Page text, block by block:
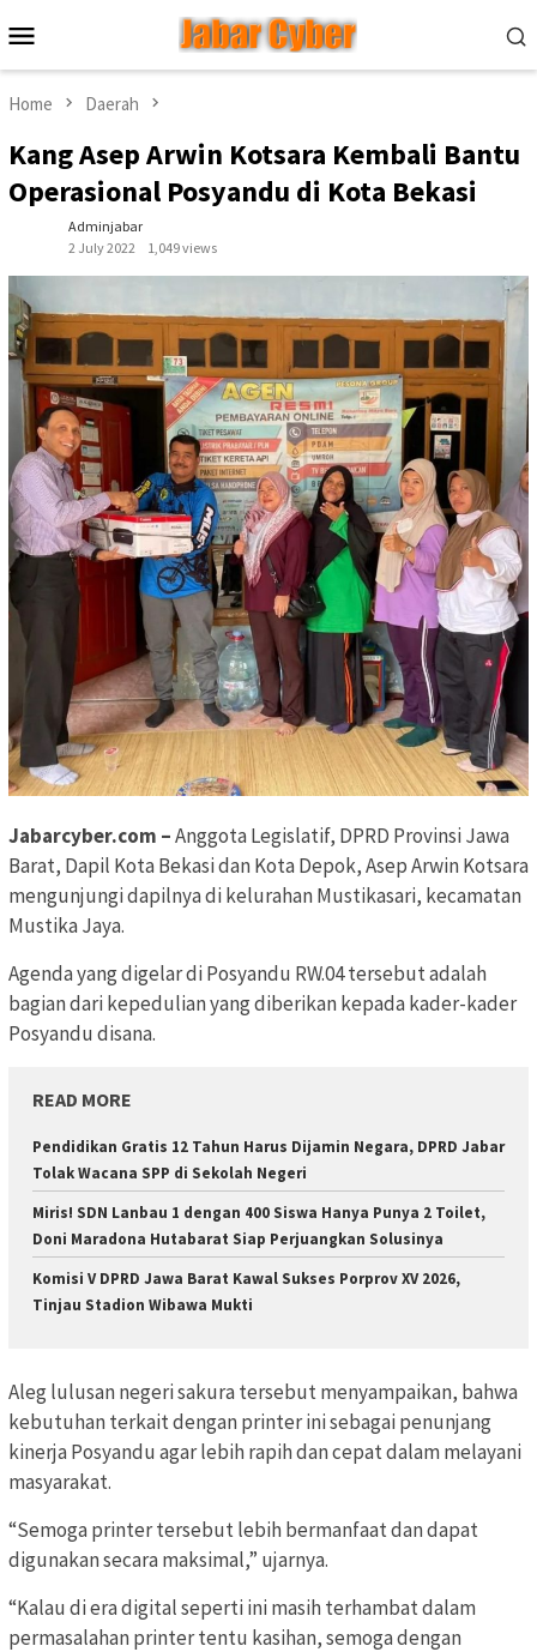
to
contentMenu
Home Daerah
Kang Asep Arwin Kotsara Kembali Bantu
Operasional Posyandu di Kota Bekasi
Adminjabar
2 July 2022
1,049 views
Jabarcyber.com –Anggota Legislatif, DPRD Provinsi Jawa
Barat, Dapil Kota Bekasi dan Kota Depok, Asep Arwin Kotsara
mengunjungi dapilnya di kelurahan Mustikasari, kecamatan
Mustika Jaya.
Agenda yang digelar di Posyandu RW.04 tersebut adalah
bagian dari kepedulian yang diberikan kepada kader-kader
Posyandu disana.
READ MORE
Pendidikan Gratis 12 Tahun Harus Dijamin Negara, DPRD Jabar
Tolak Wacana SPP di Sekolah Negeri
Miris! SDN Lanbau 1 dengan 400 Siswa Hanya Punya 2 Toilet,
Doni Maradona Hutabarat Siap Perjuangkan Solusinya
Komisi V DPRD Jawa Barat Kawal Sukses Porprov XV 2026,
Tinjau Stadion Wibawa Mukti
Aleg lulusan negeri sakura tersebut menyampaikan, bahwa
kebutuhan terkait dengan printer ini sebagai penunjang
kinerja Posyandu agar lebih rapih dan cepat dalam melayani
masyarakat.
“Semoga printer tersebut lebih bermanfaat dan dapat
digunakan secara maksimal,” ujarnya.
“Kalau di era digital seperti ini masih terhambat dalam
permasalahan printer tentu kasihan, semoga dengan